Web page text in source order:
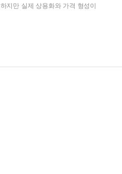
지만 실제 상용화와 가격 형성이
현재 상태, 향후 가능성, 가격 전
할 수 있는 특징이 있습니다. 기